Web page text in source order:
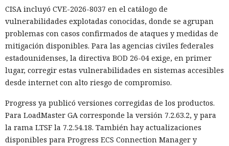
CISA incluyó CVE-2026-8037 en el catálogo de
vulnerabilidades explotadas conocidas, donde se agrupan
problemas con casos confirmados de ataques y medidas de
mitigación disponibles. Para las agencias civiles federales
estadounidenses, la directiva BOD 26-04 exige, en primer
lugar, corregir estas vulnerabilidades en sistemas accesibles
desde internet con alto riesgo de compromiso.
Progress ya publicó versiones corregidas de los productos.
Para LoadMaster GA corresponde la versión 7.2.63.2, y para
la rama LTSF la 7.2.54.18. También hay actualizaciones
disponibles para Progress ECS Connection Manager y